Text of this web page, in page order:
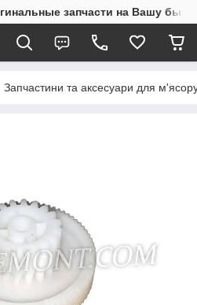
запчасти на Вашу
Запчастини та аксесуари для